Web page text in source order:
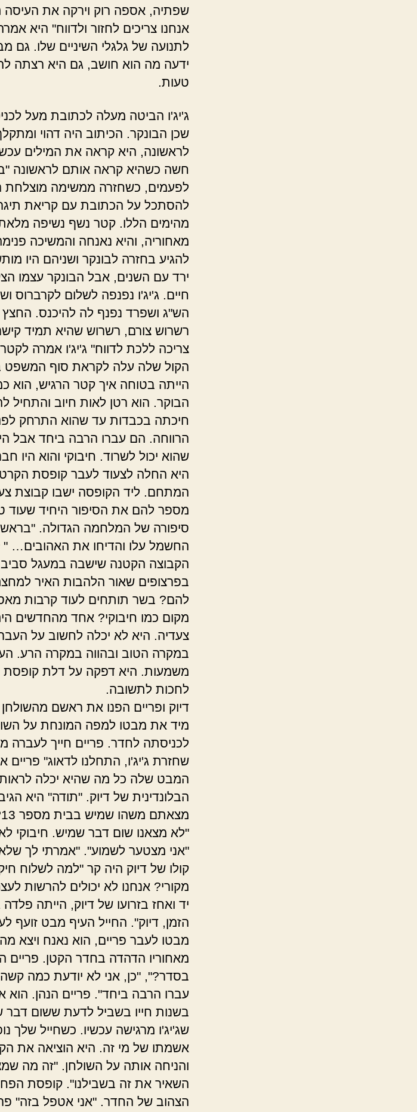
שפתיה, אספה רוק וירקה את העיסה
אנחנו צריכים לחזור ולדווח" היא
לתנועה של גלגלי השיניים שלו. גם
ידעה מה הוא חושב, גם היא רצתה
טעות.
ג'יג'ו הביטה מעלה לכתובת מעל
שכן הבונקר. הכיתוב היה דהוי
לראשונה, היא קראה את המילים
חשה כשהיא קראה אותם לראשונה
לפעמים, כשחזרה ממשימה מוצלחת
להסתכל על הכתובת עם קריאת
מהימים הללו. קטר נשף נשיפה
מאחוריה, והיא נאנחה והמשיכה
להגיע בחזרה לבונקר ושניהם היו
ירד עם השנים, אבל הבונקר עצמו
חיים. ג'יג'ו נפנפה לשלום לקרברוס
הש"ג ושפרד נפנף לה להיכנס.
רשרוש צורם, רשרוש שהיא תמיד
צריכה ללכת לדווח" ג'יג'ו אמרה
הקול שלה עלה לקראת סוף המשפט
הייתה בטוחה איך קטר הרגיש, הוא
הבוקר. הוא רטן לאות חיוב והתחיל
חיכתה בכבדות עד שהוא התרחק
הרווחה. הם עברו הרבה ביחד אבל
שהוא יכול לשרוד. חיבוקי והוא היו
היא החלה לצעוד לעבר קופסת
המתחם. ליד הקופסה ישבו קבוצת
מספר להם את הסיפור היחיד שעוד
סיפורה של המלחמה הגדולה.
החשמל עלו והדיחו את האהובים…
הקבוצה הקטנה שישבה במעגל סביב
בפרצופים שאור הלהבות האיר
להם? בשר תותחים לעוד קרבות
מקום כמו חיבוקי? אחד מהחדשים
צעדיה. היא לא יכלה לחשוב על
במקרה הטוב ובהווה במקרה הרע.
משמעות. היא דפקה על דלת קופסת
לחכות לתשובה.
דיוק ופריים הפנו את ראשם
מיד את מבטו למפה המונחת על
לכניסתה לחדר. פריים חייך לעברה
שחזרת ג'יג'ו, התחלנו לדאוג" פריים
המבט שלה כל מה שהיא יכלה
הבלונדינית של דיוק. "תודה" היא
"לא מצאנו שום דבר שמיש. חיבוקי
"אני מצטער לשמוע". "אמרתי לך שלא
קולו של דיוק היה קר "למה לשלוח
מקורי? אנחנו לא יכולים להרשות
יד ואחז בזרועו של דיוק, הייתה
הזמן, דיוק". החייל העיף מבט זועף
מבטו לעבר פריים, הוא נאנח ויצא
מאחוריו הדהדה בחדר הקטן.
בסדר?", "כן, אני לא יודעת כמה קשה
עברו הרבה ביחד". פריים הנהן.
בשנות חייו בשביל לדעת ששום דבר
שג'יג'ו מרגישה עכשיו. כשחייל שלך
אשמתו של מי זה. היא הוציאה את
והניחה אותה על השולחן. "זה מה
השאיר את זה בשבילנו". קופסת
הצהוב של החדר. "אני אטפל בזה"